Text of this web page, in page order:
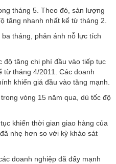
tháng 5. Theo đó, sản lượng
tăng nhanh nhất kể từ tháng 2.
tháng, phản ánh nỗ lực tích
độ tăng chi phí đầu vào tiếp tục
tháng 4/2011. Các doanh
khiến giá đầu vào tăng mạnh.
vòng 15 năm qua, dù tốc độ
khiến thời gian giao hàng của
nhẹ hơn so với kỳ khảo sát
doanh nghiệp đã đẩy mạnh